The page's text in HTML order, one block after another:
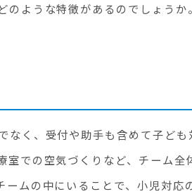
ような特徴があるのでしょう
く、受付や助手も含めて子ども
での空気づくりなど、チーム全
ムの中にいることで、小児対応